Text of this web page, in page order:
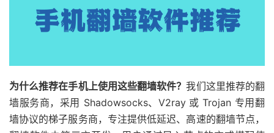
为什么推荐在手机上使用这些翻墙软件？我们这里推荐的翻
墙服务商，采用 Shadowsocks、V2ray 或 Trojan 专用翻
墙协议的梯子服务商，专注提供低延迟、高速的翻墙节点，